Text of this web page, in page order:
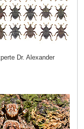
Dr. Alexander